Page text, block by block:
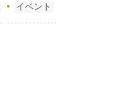
イベント